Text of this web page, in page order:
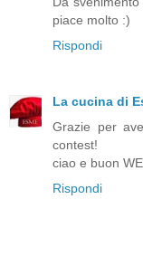
piace molto :)
Rispondi
La cucina di
Grazie per
contest!
ciao e buon WE
Rispondi